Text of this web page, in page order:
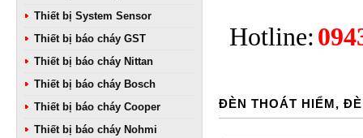
Thiết bị System Sensor
Thiết bị báo cháy GST
Thiết bị báo cháy Nittan
Thiết bị báo cháy Bosch
Thiết bị báo cháy Cooper
Thiết bị báo cháy Nohmi
Hotline:
ĐÈN THOÁT HIỂM,